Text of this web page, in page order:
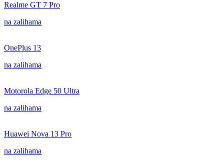
Realme GT 7 Pro
na zalihama
OnePlus 13
na zalihama
Motorola Edge 50 Ultra
na zalihama
Huawei Nova 13 Pro
na zalihama